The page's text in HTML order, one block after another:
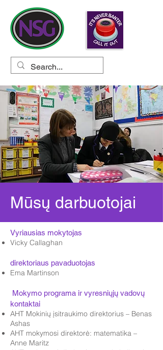
Mūsų darbuotojai
Vyriausias mokytojas
Vicky Callaghan
direktoriaus pavaduotojas
Ema Martinson
​ Mokymo programa ir vyresniųjų vadovų
kontaktai
AHT Mokinių įsitraukimo direktorius – Benas
Ashas
AHT mokymosi direktorė: matematika –
Anne Maritz